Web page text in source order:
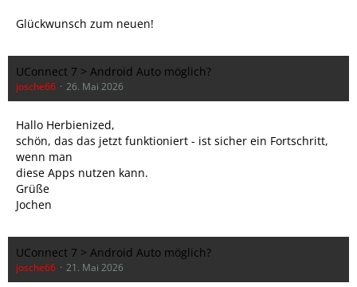
Glückwunsch zum neuen!
UConnect 7 > Android Auto möglich?
josche66 26. Mai 2026
Hallo Herbienized,
schön, das das jetzt funktioniert - ist sicher ein Fortschritt,
wenn man
diese Apps nutzen kann.
Grüße
Jochen
UConnect 7 > Android Auto möglich?
josche66 21. Mai 2026